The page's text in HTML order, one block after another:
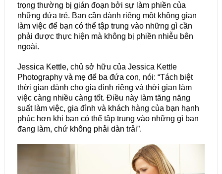
trọng thường bị gián đoạn bởi sự làm phiền của
những đứa trẻ. Bạn cần dành riêng một không gian
làm việc để bạn có thể tập trung vào những gì cần
phải được thực hiện mà không bị phiền nhiễu bên
ngoài.
Jessica Kettle, chủ sở hữu của Jessica Kettle
Photography và mẹ để ba đứa con, nói: “Tách biệt
thời gian dành cho gia đình riêng và thời gian làm
việc càng nhiều càng tốt. Điều này làm tăng năng
suất làm việc, gia đình và khách hàng của bạn hạnh
phúc hơn khi bạn có thể tập trung vào những gì bạn
đang làm, chứ không phải dàn trải”.